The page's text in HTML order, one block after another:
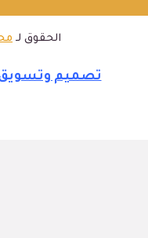
الحقوق لـ
تصميم